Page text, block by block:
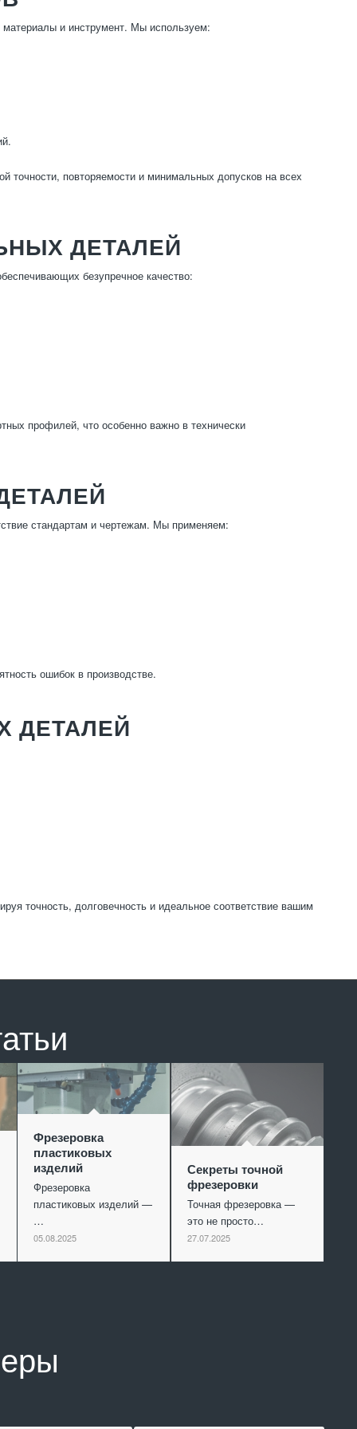
и инструмент. Мы используем:
точности, повторяемости и минимальных допусков на всех
ДЕТАЛЕЙ
безупречное качество:
профилей, что особенно важно в технически
стандартам и чертежам. Мы применяем:
ошибок в производстве.
ДЕТАЛЕЙ
точность, долговечность и идеальное соответствие вашим
Фрезеровка
пластиковых
изделий
Фрезеровка
пластиковых изделий —
…
05.08.2025
Секреты точной
фрезеровки
Точная фрезеровка —
это не просто…
27.07.2025